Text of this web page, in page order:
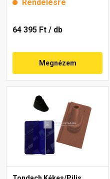
Rendelésre
64 395 Ft / db
Megnézem